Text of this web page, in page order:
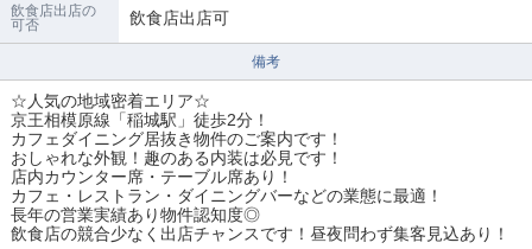
飲食店出店の
可否
飲食店出店可
備考
☆人気の地域密着エリア☆
京王相模原線「稲城駅」徒歩2分！
カフェダイニング居抜き物件のご案内です！
おしゃれな外観！趣のある内装は必見です！
店内カウンター席・テーブル席あり！
カフェ・レストラン・ダイニングバーなどの業態に最適！
長年の営業実績あり物件認知度◎
飲食店の競合少なく出店チャンスです！昼夜問わず集客見込あり！